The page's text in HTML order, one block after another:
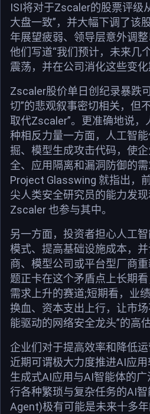
ISI将对于Zscaler的股票评级
大盘一致”，并大幅下调了该
年展望疲弱、领导层意外调整
他们写道“我们预计，未来几
震荡，并在公司消化这些变
Zscaler股价单日创纪录暴跌
切”的悲观叙事密切相关，但
取代Zscaler”。更准确地说，
种相反力量一方面，人工智
掘、模型生成攻击代码，使
全、应用隔离和漏洞防御的
Project Glasswing 就指出，
尖人类安全研究员的能力发现
Zscaler 也参与其中。
另一方面，投资者担心人工
模式、提高基础设施成本，
商、模型公司或平台型厂商
题正卡在这个矛盾点上长期
需求上升的赛道;短期看，业
换血、资本支出上行，让市
能驱动的网络安全龙头”的高
企业们对于提高效率和降低
近期可谓极大力度推进AI应
生成式AI应用与AI智能体的
行各种繁琐与复杂任务的AI
Agent)极有可能是未来十多年